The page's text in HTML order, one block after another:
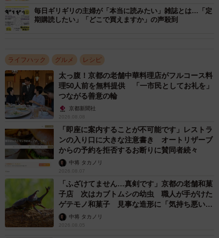
https://www.instagram.com/p/C39tOSWyLxN/
毎日ギリギリの主婦が「本当に読みたい」雑誌とは…「定
期購読したい」「どこで買えますか」の声殺到
ライフハック グルメ レシピ
太っ腹！京都の老舗中華料理店がフルコース料
理50人前を無料提供 「一市民としてお礼を」
つながる善意の輪
京都新聞社
2026.08.08
「即座に案内することが不可能です」レストラ
ンの入り口に大きな注意書き オートリザーブ
からの予約を拒否するお断りに賛同者続々
中将 タカノリ
2026.08.07
「ふざけてません…真剣です」京都の老舗和菓
子店 次はカブトムシの幼虫 職人が手がけた
ゲテモノ和菓子 見事な造形に「気持ち悪いく
らいリアル」
中将 タカノリ
2026.08.05